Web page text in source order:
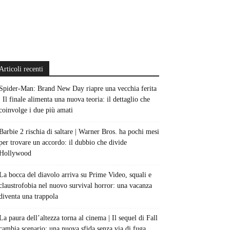
recenti
Man: Brand New Day riapre una vecchia ferita
Il finale alimenta una nuova teoria: il dettaglio che
i due più amati
2 rischia di saltare | Warner Bros. ha pochi mesi
trovare un accordo: il dubbio che divide
bocca del diavolo arriva su Prime Video, squali e
nel nuovo survival horror: una vacanza
una trappola
paura dell’altezza torna al cinema | Il sequel di Fall